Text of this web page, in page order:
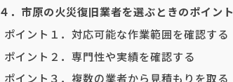
４．市原の火災復旧業者を選ぶときのポイント
ポイント１．対応可能な作業範囲を確認する
ポイント２．専門性や実績を確認する
ポイント３．複数の業者から見積もりを取る